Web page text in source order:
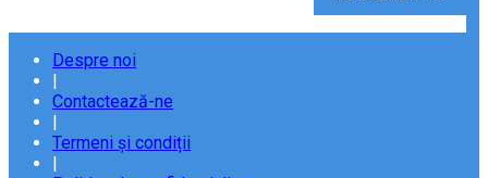
Despre noi
Contactează-ne
Termeni și condiții